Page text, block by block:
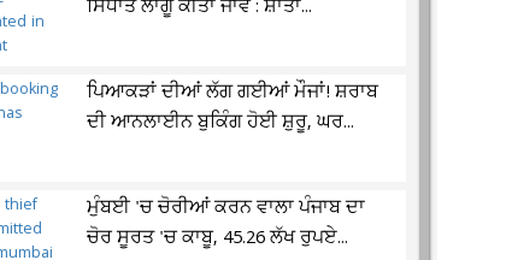
ਸਿਧਾਂਤ ਲਾਗੂ ਕੀਤਾ ਜਾਵੇ : ਸ਼ਾਂਤਾ...
ਪਿਆਕੜਾਂ ਦੀਆਂ ਲੱਗ ਗਈਆਂ ਮੌਜਾਂ! ਸ਼ਰਾਬ
ਦੀ ਆਨਲਾਈਨ ਬੁਕਿੰਗ ਹੋਈ ਸ਼ੁਰੂ, ਘਰ...
ਮੁੰਬਈ 'ਚ ਚੋਰੀਆਂ ਕਰਨ ਵਾਲਾ ਪੰਜਾਬ ਦਾ
ਚੋਰ ਸੂਰਤ 'ਚ ਕਾਬੂ, 45.26 ਲੱਖ ਰੁਪਏ...